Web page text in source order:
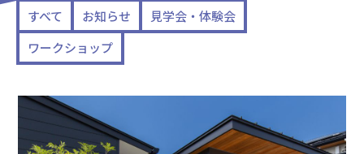
すべて お知らせ
見学会・体験会
ワークショップ